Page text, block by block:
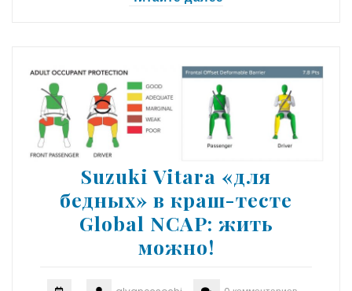
Suzuki Vitara «для
бедных» в краш-тесте
Global NCAP: жить
можно!